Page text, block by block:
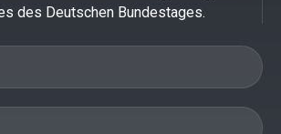
des Deutschen Bundestages.